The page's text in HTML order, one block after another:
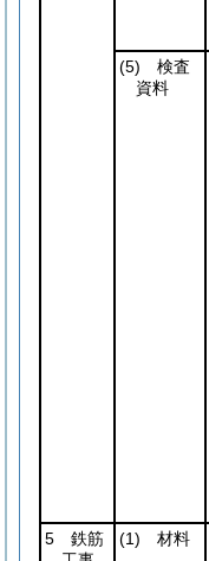
(5) 検査
資料
5 鉄筋
(1) 材料